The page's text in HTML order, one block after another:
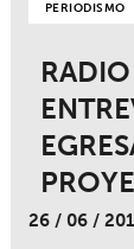
PERIODISMO
26 / 06 /